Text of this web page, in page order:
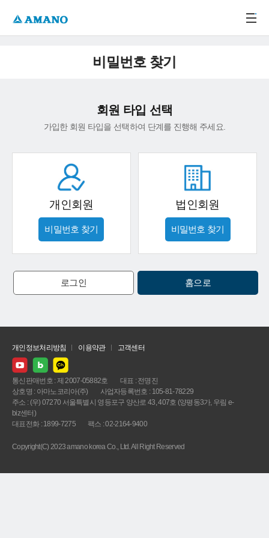
비밀번호 찾기
회원 타입 선택
가입한 회원 타입을 선택하여 단계를 진행해 주세요.
개인회원
비밀번호 찾기
법인회원
비밀번호 찾기
로그인 홈으로
개인정보처리방침 이용약관 고객센터
통신판매번호 : 제 2007-05882호
대표 : 전명진
상호명 : 아마노코리아(주)
사업자등록번호 : 105-81-78229
주소 : (우) 07270 서울특별시 영등포구 양산로 43, 407호 (양평동3가, 우림 e-
biz센터)
대표전화 : 1899-7275
팩스 : 02-2164-9400
Copyright(C) 2023 amano korea Co., Ltd. All Right Reserved